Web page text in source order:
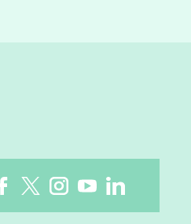
Facebook
TwitterInstagram
Youtube